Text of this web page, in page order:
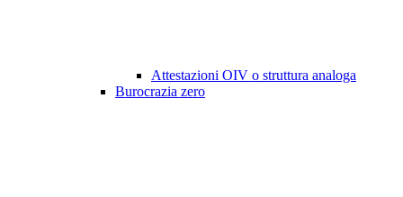
Attestazioni OIV o struttura analoga
Burocrazia zero